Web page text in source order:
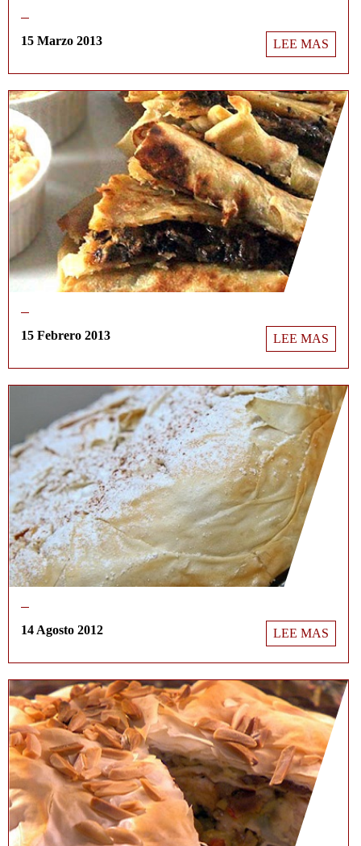
15 Marzo 2013 LEE MAS
15 Febrero 2013 LEE MAS
14 Agosto 2012 LEE MAS